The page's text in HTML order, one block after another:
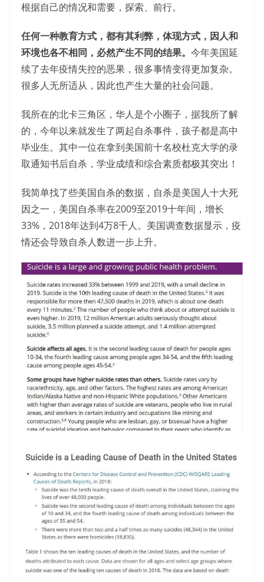
根据自己的情况和需要，探索、前行。
任何一种教育方式，都有其利弊，体现方式，因人和
环境也各不相同，必然产生不同的结果。 今年美国延
续了去年疫情失控的恶果，很多事情变得更加复杂。
很多人无所适从，因此也产生大量的社会问题。
我所在的北卡三角区，华人是个小圈子，据我所了解
的，今年以来就发生了两起自杀事件，孩子都是高中
毕业生。其中一位在拿到美国前十名校杜克大学的录
取通知书后自杀，学业成绩和综合素质都极其突出！
我简单找了些美国自杀的数据，自杀是美国人十大死
因之一，美国自杀率在2009至2019十年间，增长
33%，2018年达到4万8千人。美国调查数据显示，疫
情还会导致自杀人数进一步上升。